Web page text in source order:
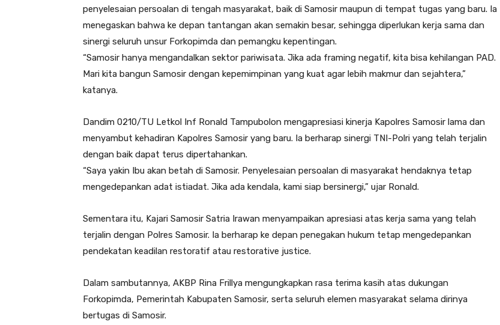
penyelesaian persoalan di tengah masyarakat, baik di Samosir maupun di tempat tugas yang baru. Ia
menegaskan bahwa ke depan tantangan akan semakin besar, sehingga diperlukan kerja sama dan
sinergi seluruh unsur Forkopimda dan pemangku kepentingan.
“Samosir hanya mengandalkan sektor pariwisata. Jika ada framing negatif, kita bisa kehilangan PAD.
Mari kita bangun Samosir dengan kepemimpinan yang kuat agar lebih makmur dan sejahtera,”
katanya.
Dandim 0210/TU Letkol Inf Ronald Tampubolon mengapresiasi kinerja Kapolres Samosir lama dan
menyambut kehadiran Kapolres Samosir yang baru. Ia berharap sinergi TNI-Polri yang telah terjalin
dengan baik dapat terus dipertahankan.
“Saya yakin Ibu akan betah di Samosir. Penyelesaian persoalan di masyarakat hendaknya tetap
mengedepankan adat istiadat. Jika ada kendala, kami siap bersinergi,” ujar Ronald.
Sementara itu, Kajari Samosir Satria Irawan menyampaikan apresiasi atas kerja sama yang telah
terjalin dengan Polres Samosir. Ia berharap ke depan penegakan hukum tetap mengedepankan
pendekatan keadilan restoratif atau restorative justice.
Dalam sambutannya, AKBP Rina Frillya mengungkapkan rasa terima kasih atas dukungan
Forkopimda, Pemerintah Kabupaten Samosir, serta seluruh elemen masyarakat selama dirinya
bertugas di Samosir.